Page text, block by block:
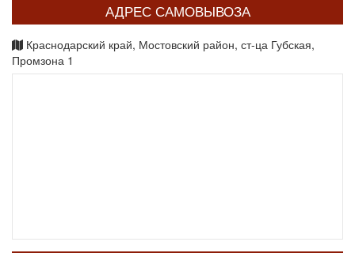
АДРЕС САМОВЫВОЗА
Краснодарский край, Мостовский район, ст-ца Губская,
Промзона 1